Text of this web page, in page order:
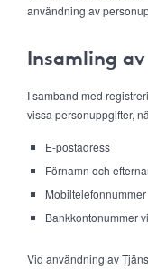
användning av
Insamling
I samband med
vissa personuppgifter,
E-postadress
Förnamn och
Mobiltelefonnummer
Bankkontonummer
Vid användning av